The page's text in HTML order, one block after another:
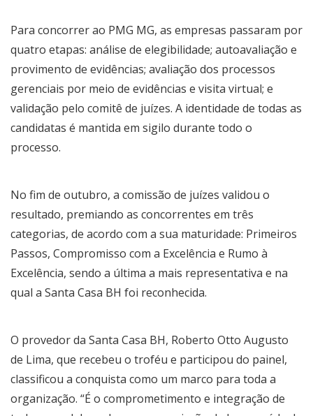
Para concorrer ao PMG MG, as empresas passaram por
quatro etapas: análise de elegibilidade; autoavaliação e
provimento de evidências; avaliação dos processos
gerenciais por meio de evidências e visita virtual; e
validação pelo comitê de juízes. A identidade de todas as
candidatas é mantida em sigilo durante todo o
processo.
No fim de outubro, a comissão de juízes validou o
resultado, premiando as concorrentes em três
categorias, de acordo com a sua maturidade: Primeiros
Passos, Compromisso com a Excelência e Rumo à
Excelência, sendo a última a mais representativa e na
qual a Santa Casa BH foi reconhecida.
O provedor da Santa Casa BH, Roberto Otto Augusto
de Lima, que recebeu o troféu e participou do painel,
classificou a conquista como um marco para toda a
organização. “É o comprometimento e integração de